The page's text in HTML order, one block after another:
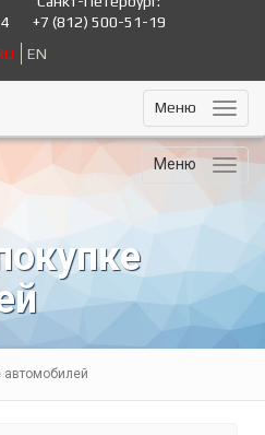
+7 (812) 500-51-19
EN
Меню
Меню
автомобилей